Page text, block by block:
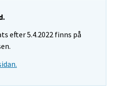
efter 5.4.2022 finns på